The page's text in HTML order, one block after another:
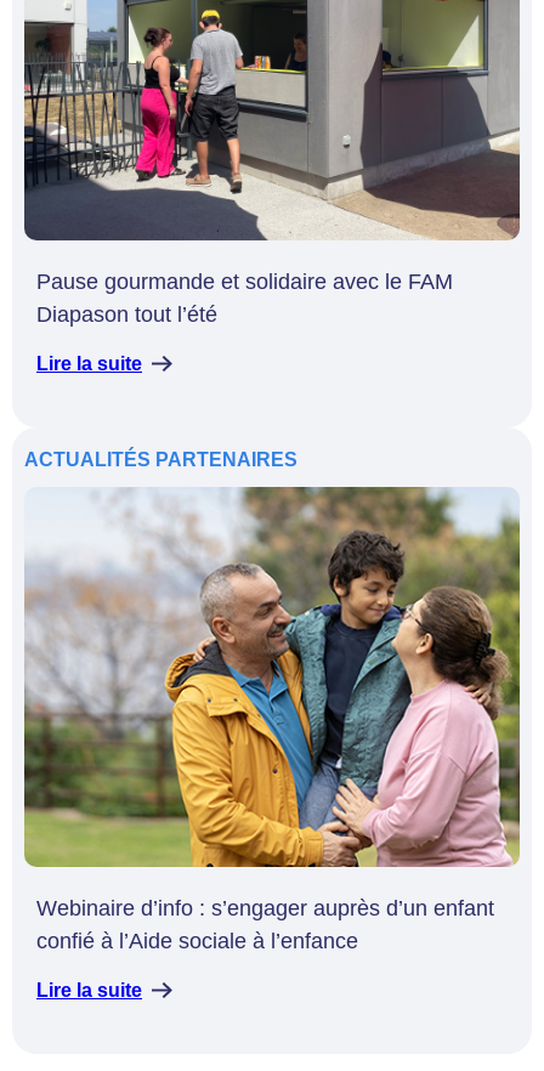
Pause gourmande et solidaire avec le FAM
Diapason tout l’été
Lire la suite
ACTUALITÉS PARTENAIRES
Webinaire d’info : s’engager auprès d’un enfant
confié à l’Aide sociale à l’enfance
Lire la suite